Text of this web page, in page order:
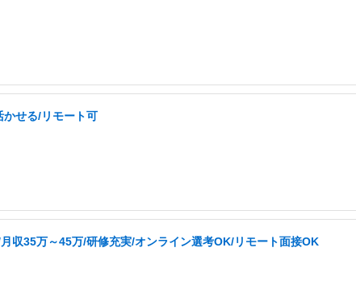
せる/リモート可
収35万～45万/研修充実/オンライン選考OK/リモート面接OK